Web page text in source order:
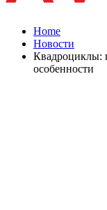
Home
Новости
Квадроциклы:
особенности